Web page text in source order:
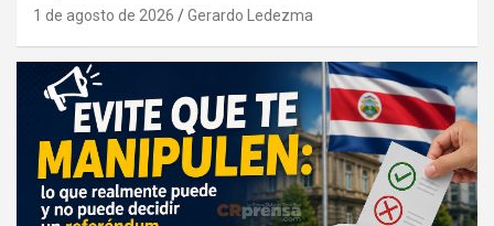
1 de agosto de 2026 Gerardo Ledezma